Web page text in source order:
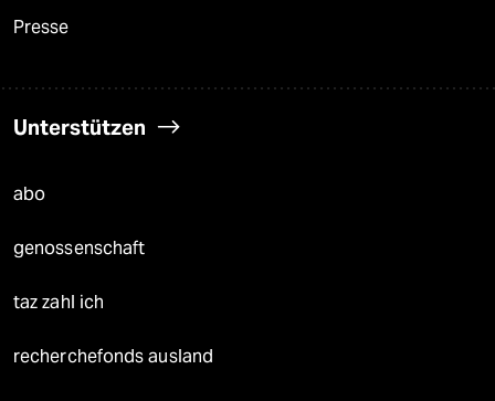
Presse
Unterstützen
abo
genossenschaft
taz zahl ich
recherchefonds ausland